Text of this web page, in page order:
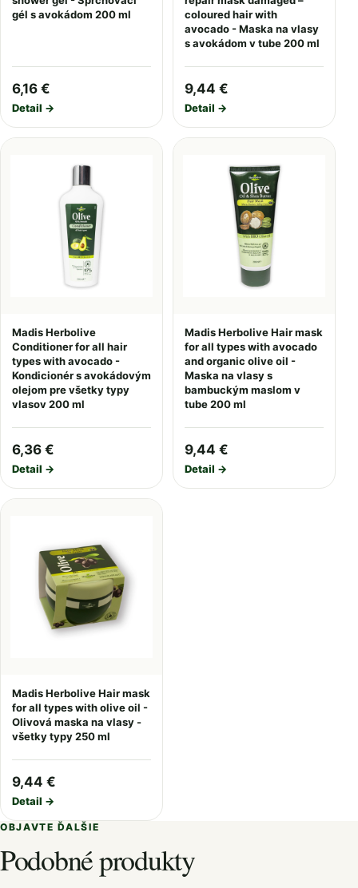
gél s avokádom 200 ml
6,16 €
Detail →
coloured hair with
avocado - Maska na vlasy
s avokádom v tube 200 ml
9,44 €
Detail →
Madis Herbolive
Conditioner for all hair
types with avocado -
Kondicionér s avokádovým
olejom pre všetky typy
vlasov 200 ml
6,36 €
Detail →
Madis Herbolive Hair mask
for all types with avocado
and organic olive oil -
Maska na vlasy s
bambuckým maslom v
tube 200 ml
9,44 €
Detail →
Madis Herbolive Hair mask
for all types with olive oil -
Olivová maska na vlasy -
všetky typy 250 ml
9,44 €
Detail →
OBJAVTE ĎALŠIE
Podobné produkty